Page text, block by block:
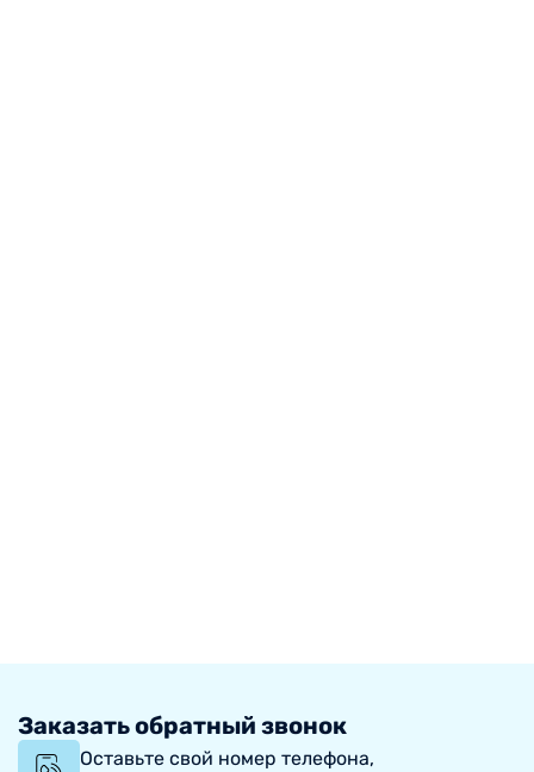
Заказать обратный звонок
Оставьте свой номер телефона,